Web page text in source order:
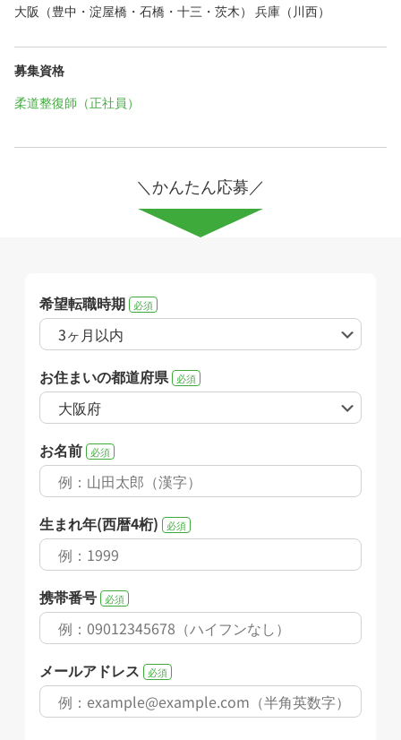
大阪（豊中・淀屋橋・石橋・十三・茨木） 兵庫（川西）
募集資格
柔道整復師（正社員）
＼かんたん応募／
希望転職時期 必須
お住まいの都道府県 必須
お名前 必須
生まれ年(西暦4桁) 必須
携帯番号 必須
メールアドレス 必須